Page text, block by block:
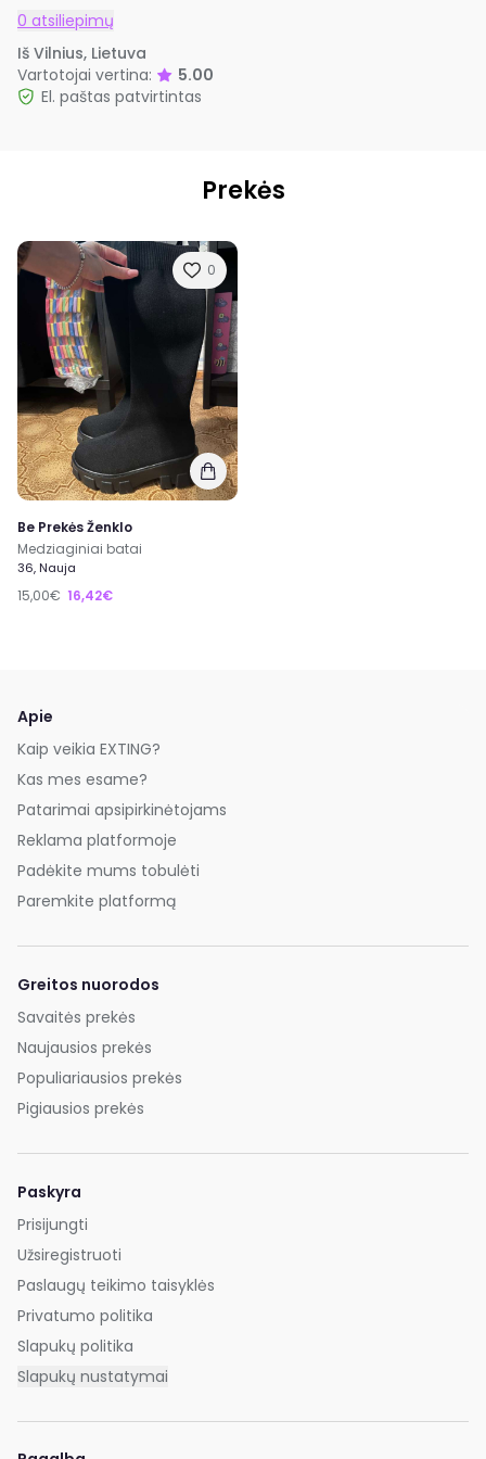
0 atsiliepimų
Iš Vilnius, Lietuva
Vartotojai vertina:
5.00
El. paštas patvirtintas
Prekės
0
Be Prekės Ženklo
Medziaginiai batai
36, Nauja
15,00€ 16,42€
Apie
Kaip veikia EXTING?
Kas mes esame?
Patarimai apsipirkinėtojams
Reklama platformoje
Padėkite mums tobulėti
Paremkite platformą
Greitos nuorodos
Savaitės prekės
Naujausios prekės
Populiariausios prekės
Pigiausios prekės
Paskyra
Prisijungti
Užsiregistruoti
Paslaugų teikimo taisyklės
Privatumo politika
Slapukų politika
Slapukų nustatymai